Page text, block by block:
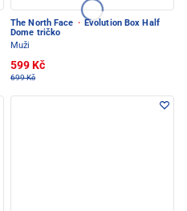
The North Face · Evolution Box Half
Dome tričko
Muži
599 Kč
699 Kč